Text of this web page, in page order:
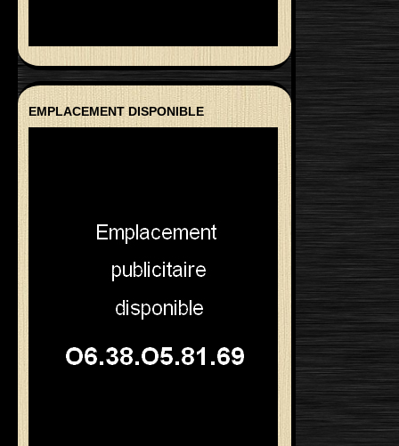
EMPLACEMENT DISPONIBLE